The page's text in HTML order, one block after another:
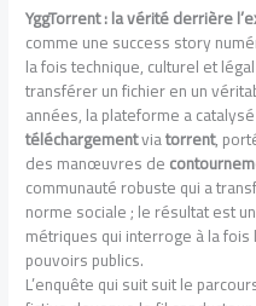
YggTorrent : la vérité derrière
comme une success story
la fois technique, culturel et
transférer un fichier en un
années, la plateforme a
téléchargementviatorrent,
des manœuvres de
communauté robuste qui a
norme sociale ; le résultat est
métriques qui interroge à la
pouvoirs publics.
L’enquête qui suit suit le